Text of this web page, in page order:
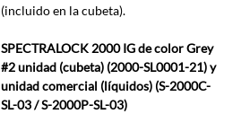
(incluido en la cubeta).
SPECTRALOCK 2000 IG de color Grey
#2 unidad (cubeta) (2000-SL0001-21) y
unidad comercial (líquidos) (S-2000C-
SL-03 / S-2000P-SL-03)